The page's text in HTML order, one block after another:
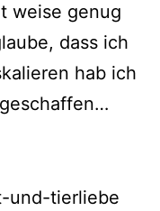
weise genug
dass ich
hab ich